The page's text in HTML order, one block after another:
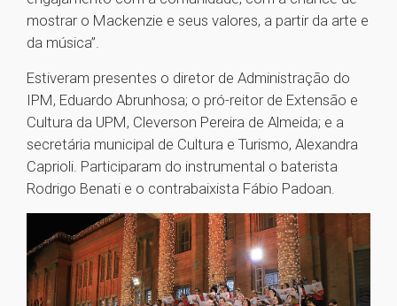
mostrar o Mackenzie e seus valores, a partir da arte e
da música”.
Estiveram presentes o diretor de Administração do
IPM, Eduardo Abrunhosa; o pró-reitor de Extensão e
Cultura da UPM, Cleverson Pereira de Almeida; e a
secretária municipal de Cultura e Turismo, Alexandra
Caprioli. Participaram do instrumental o baterista
Rodrigo Benati e o contrabaixista Fábio Padoan.